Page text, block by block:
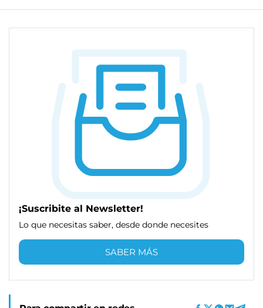
¡Suscribite al Newsletter!
Lo que necesitas saber, desde donde necesites
SABER MÁS